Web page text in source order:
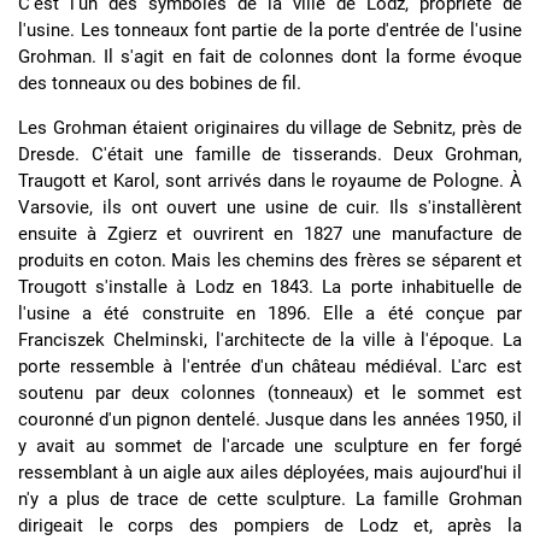
l'usine. Les tonneaux font partie de la porte d'entrée de l'usine
Grohman. Il s'agit en fait de colonnes dont la forme évoque
des tonneaux ou des bobines de fil.
Les Grohman étaient originaires du village de Sebnitz, près de
Dresde. C'était une famille de tisserands. Deux Grohman,
Traugott et Karol, sont arrivés dans le royaume de Pologne. À
Varsovie, ils ont ouvert une usine de cuir. Ils s'installèrent
ensuite à Zgierz et ouvrirent en 1827 une manufacture de
produits en coton. Mais les chemins des frères se séparent et
Trougott s'installe à Lodz en 1843. La porte inhabituelle de
l'usine a été construite en 1896. Elle a été conçue par
Franciszek Chelminski, l'architecte de la ville à l'époque. La
porte ressemble à l'entrée d'un château médiéval. L'arc est
soutenu par deux colonnes (tonneaux) et le sommet est
couronné d'un pignon dentelé. Jusque dans les années 1950, il
y avait au sommet de l'arcade une sculpture en fer forgé
ressemblant à un aigle aux ailes déployées, mais aujourd'hui il
n'y a plus de trace de cette sculpture. La famille Grohman
dirigeait le corps des pompiers de Lodz et, après la